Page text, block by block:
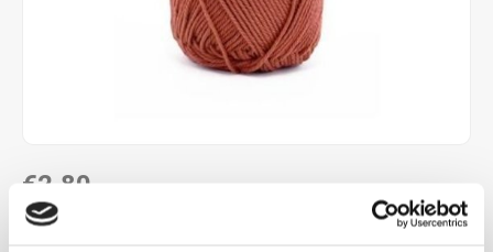
€2,80
DIRECT LEVERBAAR